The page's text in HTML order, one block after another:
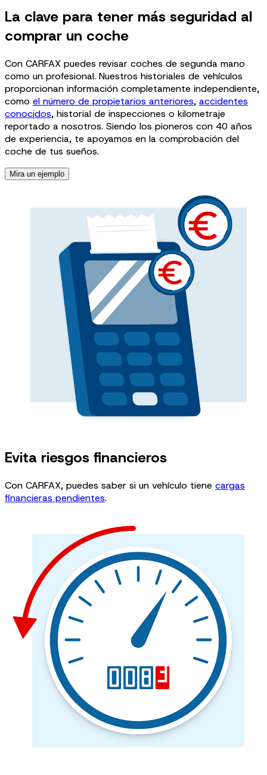
La clave para tener más seguridad al
comprar un coche​
Con CARFAX puedes revisar coches de segunda mano
como un profesional. Nuestros historiales de vehículos
proporcionan información completamente independiente,
como el número de propietarios anteriores, accidentes
conocidos, historial de inspecciones o kilometraje
reportado a nosotros. Siendo los pioneros con 40 años
de experiencia, te apoyamos en la comprobación del
coche de tus sueños.
Mira un ejemplo
Evita riesgos financieros​
Con CARFAX, puedes saber si un vehículo tiene cargas
financieras pendientes.